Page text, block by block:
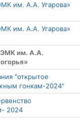
им. А.А. Угарова»
им. А.А. Угарова»
им. А.А.
"открытое
гонкам-2024"
2024